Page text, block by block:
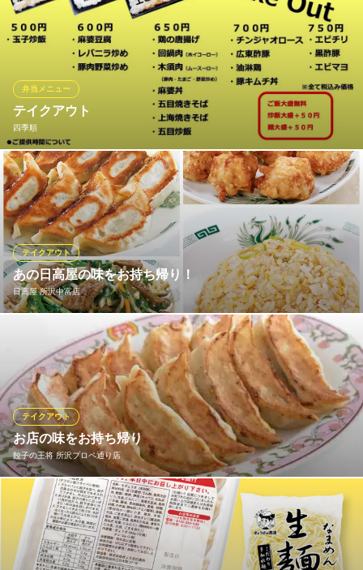
テイクアウトのお弁当 所沢牛焼肉弁当 1,058円 (肉大盛) 1,382
円 所沢牛特上カルビ弁当 1,706円 (肉大盛) 2,030円 まとまっ
た数量でしたら配達も可能です。お気軽にお問い合わせくださ
所沢牛焼肉 べこ助
所沢牛焼肉
西武池袋線狭山ヶ丘駅 徒歩6分
埼玉県所沢市和ケ原1-41-11
テイクアウト
四季順
弁当メニュー
豊富な種類をお弁当で準備しております♪ランチのお供にぜひご利
用ください♪ また夜はお弁当以外に単品メニューのお持ち帰りも
可能です！詳しくは店舗スタッフまでお尋ねください。
四季順
種類豊富中華ダイニング
西武新宿線航空公園駅 徒歩4分
埼玉県所沢市並木3-1-5 UR都市機構所沢パークタウン駅前通り5号棟1F
あの日高屋の味をお持ち帰り！
日高屋 所沢中富店
テイクアウト
日高屋の人気メニューは、全店お持ち帰りいただけます。しか
も、店内でお召し上がりいただくよりお得なメニューも！ 焼餃子
(6コ入)230円、冷凍生餃子(30コ入)600円、チャーハン460円（大
盛は570円）、ニラレバ炒め500円、唐揚げ(7コ入)530円。他に
も、お持ち帰り可能なメニューを豊富にご用意！職場やご家庭で
も是非！
日高屋 所沢中富店
熱烈中華食堂
西武新宿線航空公園駅東口 徒歩20分
埼玉県所沢市中富1746-7
お店の味をお持ち帰り
餃子の王将 所沢プロペ通り店
テイクアウト
餃子の王将メニューがお持ち帰り出来ます。 ※店舗によりメニュ
ーが異なりますので、詳しくは店舗へお問い合わせ下さい。
餃子の王将 所沢プロペ通り店